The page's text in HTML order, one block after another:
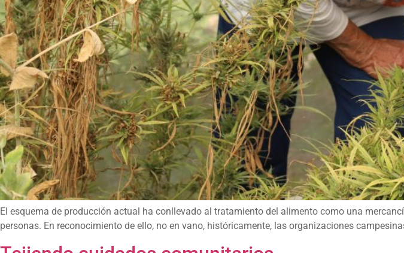
El esquema de producción actual ha conllevado al tratamiento del alimento como una
personas. En reconocimiento de ello, no en vano, históricamente, las organizaciones